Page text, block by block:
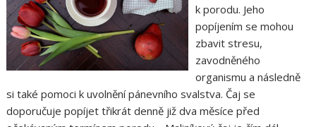
k porodu. Jeho
popíjením se mohou
zbavit stresu,
zavodněného
organismu a následně
si také pomoci k uvolnění pánevního svalstva. Čaj se
doporučuje popíjet třikrát denně již dva měsíce před